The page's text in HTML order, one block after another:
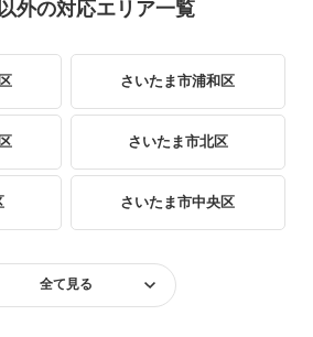
外の対応エリア一覧
さいたま市浦和区
さいたま市北区
さいたま市中央区
さいたま市緑区
全て見る